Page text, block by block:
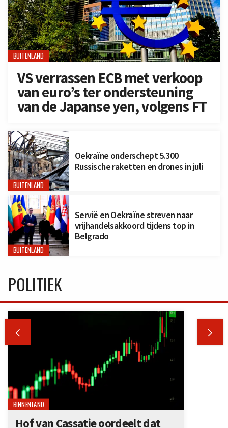
BUITENLAND
VS verrassen ECB met verkoop
van euro’s ter ondersteuning
van de Japanse yen, volgens FT
BUITENLAND
Oekraïne onderschept 5.300
Russische raketten en drones in juli
BUITENLAND
Servië en Oekraïne streven naar
vrijhandelsakkoord tijdens top in
Belgrado
POLITIEK
 
BINNENLAND
Hof van Cassatie oordeelt dat